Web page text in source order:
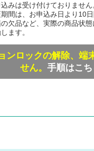
みは受け付けておりません
間は、お申込み日より10日
欠品など、実際の商品状
ます。
ンロックの解除、端
せん。 手順はこち